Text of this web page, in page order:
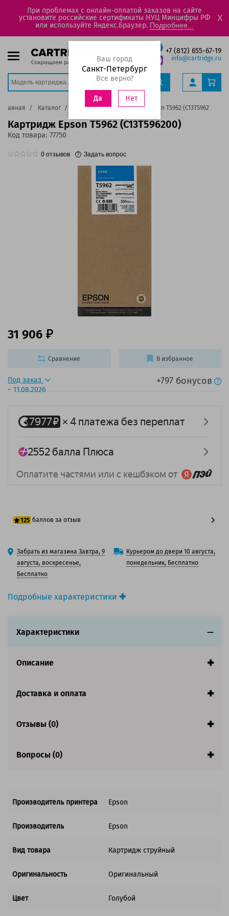
При проблемах с онлайн-оплатой заказов на сайте
установите российские сертификаты НУЦ Минцифры РФ
или используйте Яндекс.Браузер. Подробнее...
X
+7 (812) 655-67-19
info@cartridge.ru
Ваш город
Санкт-Петербург
Все верно?
Да Нет
Главная Каталог Картриджи Картридж Epson T5962 (C13T596200)
Картридж Epson T5962 (C13T596200)
Код товара: 77750
0 отзывов Задать вопрос
Подробные характеристики
Вид товара:Картридж струйный
Ресурс:350ml
Под заказ
~ 11.08.2026
+797 бонусов
31 906
125 баллов за отзыв
100 баллов
125 баллов
Забрать из магазина Завтра, 9
августа, воскресенье,
Бесплатно
Курьером до двери 10 августа,
понедельник, Бесплатно
Сравнение В избранное
Характеристики
Описание
Доставка и оплата
Отзывы (0)
Вопросы (0)
Производитель принтера Epson
Производитель Epson
Вид товара Картридж струйный
Оригинальность Оригинальный
Цвет Голубой